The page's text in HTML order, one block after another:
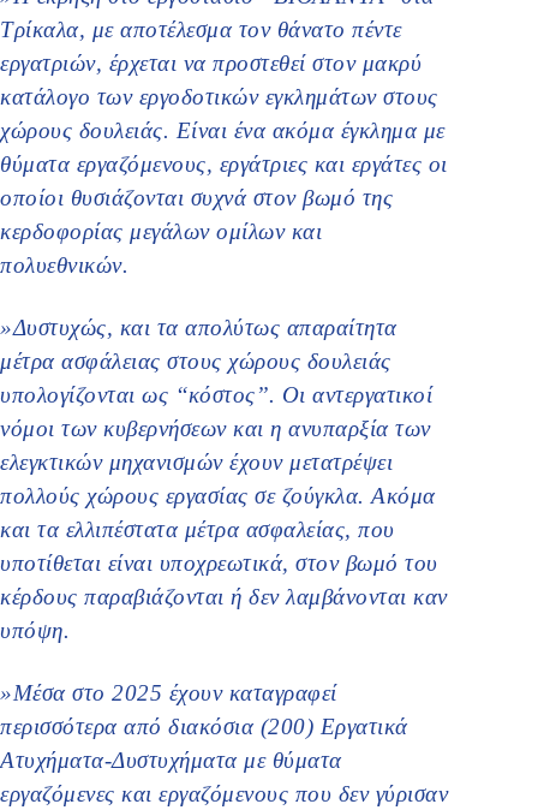
Τρίκαλα, με αποτέλεσμα τον θάνατο πέντε
εργατριών, έρχεται να προστεθεί στον μακρύ
κατάλογο των εργοδοτικών εγκλημάτων στους
χώρους δουλειάς. Είναι ένα ακόμα έγκλημα με
θύματα εργαζόμενους, εργάτριες και εργάτες οι
οποίοι θυσιάζονται συχνά στον βωμό της
κερδοφορίας μεγάλων ομίλων και
πολυεθνικών.
»Δυστυχώς, και τα απολύτως απαραίτητα
μέτρα ασφάλειας στους χώρους δουλειάς
υπολογίζονται ως ‘‘κόστος’’. Οι αντεργατικοί
νόμοι των κυβερνήσεων και η ανυπαρξία των
ελεγκτικών μηχανισμών έχουν μετατρέψει
πολλούς χώρους εργασίας σε ζούγκλα. Ακόμα
και τα ελλιπέστατα μέτρα ασφαλείας, που
υποτίθεται είναι υποχρεωτικά, στον βωμό του
κέρδους παραβιάζονται ή δεν λαμβάνονται καν
υπόψη.
»Μέσα στο 2025 έχουν καταγραφεί
περισσότερα από διακόσια (200) Εργατικά
Ατυχήματα-Δυστυχήματα με θύματα
εργαζόμενες και εργαζόμενους που δεν γύρισαν